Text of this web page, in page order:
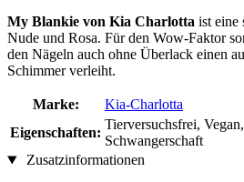
My Blankie von Kia Charlotta ist eine
Nude und Rosa. Für den Wow-Faktor
den Nägeln auch ohne Überlack einen
Schimmer verleiht.
Marke:
Kia-Charlotta
Eigenschaften:
Tierversuchsfrei,
Schwangerschaft
Zusatzinformationen